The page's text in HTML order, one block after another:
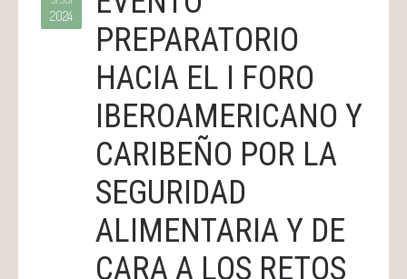
2024
PREPARATORIO
HACIA EL I FORO
IBEROAMERICANO Y
CARIBEÑO POR LA
SEGURIDAD
ALIMENTARIA Y DE
CARA A LOS RETOS